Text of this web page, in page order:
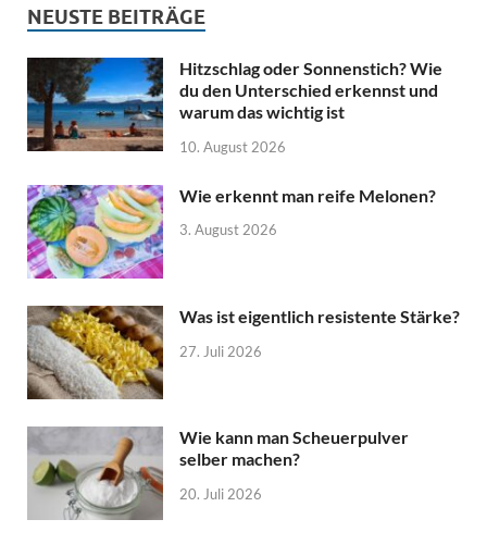
NEUSTE BEITRÄGE
Hitzschlag oder Sonnenstich? Wie
du den Unterschied erkennst und
warum das wichtig ist
10. August 2026
Wie erkennt man reife Melonen?
3. August 2026
Was ist eigentlich resistente Stärke?
27. Juli 2026
Wie kann man Scheuerpulver
selber machen?
20. Juli 2026